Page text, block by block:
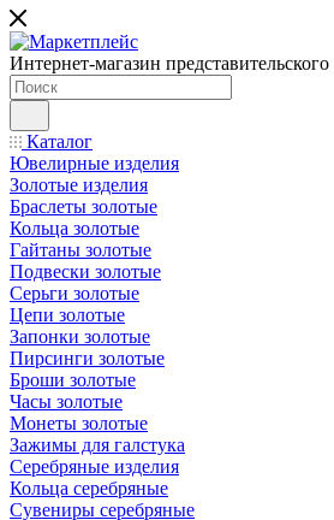
Интернет-магазин представительского
Каталог
Ювелирные изделия
Золотые изделия
Браслеты золотые
Кольца золотые
Гайтаны золотые
Подвески золотые
Серьги золотые
Цепи золотые
Запонки золотые
Пирсинги золотые
Броши золотые
Часы золотые
Монеты золотые
Зажимы для галстука
Серебряные изделия
Кольца серебряные
Сувениры серебряные